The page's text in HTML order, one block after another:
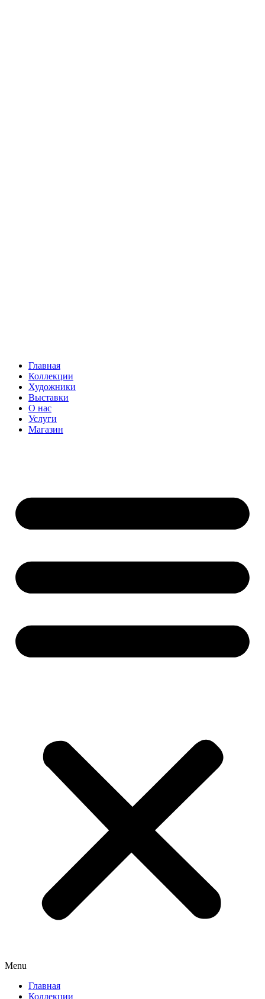
Главная
Коллекции
Художники
Выставки
О нас
Услуги
Магазин
Menu
Главная
Коллекции